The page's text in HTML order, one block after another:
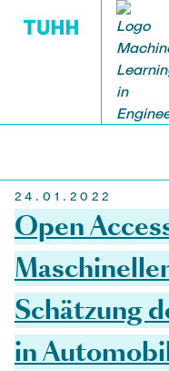
RESEARCH FOCUS
TEAM
PROJECTS
Presentation
network
Conference &
Outreach
24.01.2022
Open
Schätzung
in